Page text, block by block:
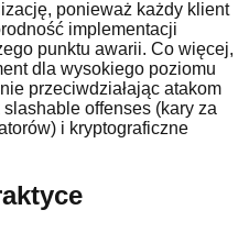
ponieważ każdy klient
implementacji
punktu awarii. Co więcej,
dla wysokiego poziomu
przeciwdziałając atakom
offenses (kary za
i kryptograficzne